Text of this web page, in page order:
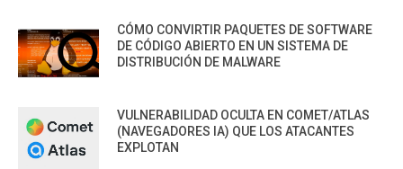
CÓMO CONVIRTIR PAQUETES DE SOFTWARE
DE CÓDIGO ABIERTO EN UN SISTEMA DE
DISTRIBUCIÓN DE MALWARE
VULNERABILIDAD OCULTA EN COMET/ATLAS
(NAVEGADORES IA) QUE LOS ATACANTES
EXPLOTAN